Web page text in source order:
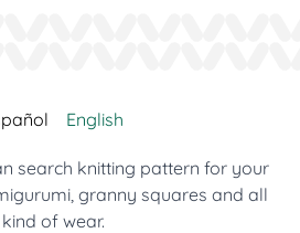
English
search knitting pattern for your
granny squares and all
kind of wear.